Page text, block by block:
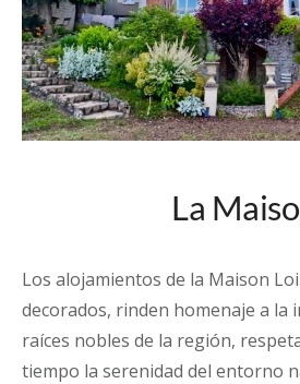
La
Los alojamientos de la Maison
decorados, rinden homenaje a la
raíces nobles de la región,
tiempo la serenidad del entorno